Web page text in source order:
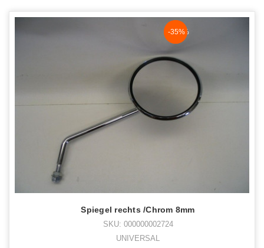
NaN%
-35%
Spiegel rechts /Chrom 8mm
SKU: 000000002724
UNIVERSAL